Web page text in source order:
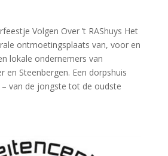
Volgen Over ’t RAShuys Het
ontmoetingsplaats van, voor en
lokale ondernemers van
en Steenbergen. Een dorpshuis
van de jongste tot de oudste